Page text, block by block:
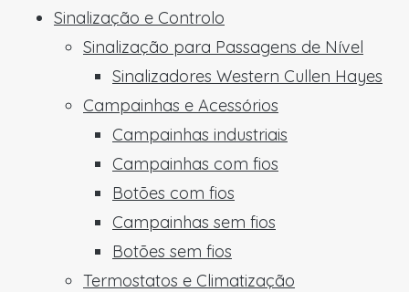
Sinalização e Controlo
Sinalização para Passagens de Nível
Sinalizadores Western Cullen Hayes
Campainhas e Acessórios
Campainhas industriais
Campainhas com fios
Botões com fios
Campainhas sem fios
Botões sem fios
Termostatos e Climatização